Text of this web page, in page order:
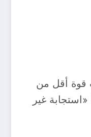
قوة أقل من
غير